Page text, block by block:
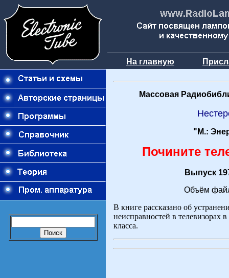
На главную
Массовая
"М.:
Почините
Выпуск
Объём
В книге рассказано об
неисправностей в
класса.